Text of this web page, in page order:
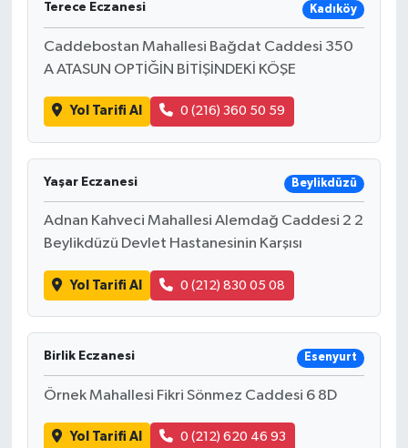
Terece Eczanesi Kadıköy
Caddebostan Mahallesi Bağdat Caddesi 350
A ATASUN OPTİĞİN BİTİŞİNDEKİ KÖŞE
Yol Tarifi Al 0 (216) 360 50 59
Yaşar Eczanesi Beylikdüzü
Adnan Kahveci Mahallesi Alemdağ Caddesi 2 2
Beylikdüzü Devlet Hastanesinin Karşısı
Yol Tarifi Al 0 (212) 830 05 08
Birlik Eczanesi Esenyurt
Örnek Mahallesi Fikri Sönmez Caddesi 6 8D
Yol Tarifi Al 0 (212) 620 46 93